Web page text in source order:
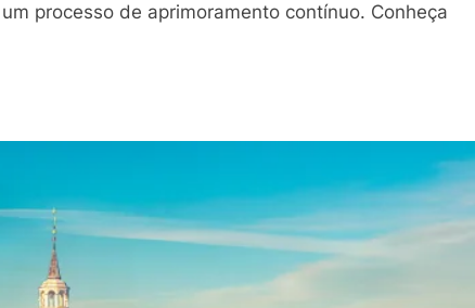
processo de aprimoramento contínuo. Conheça